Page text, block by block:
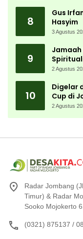
8
Gus
Hasyim
3 Agustus
9
Jamaah
2 Agustus
10
Digelar
Cup di
2 Agustus
Radar Jombang
Timur) & Radar
Sooko Mojokerto
(0321) 875137 /